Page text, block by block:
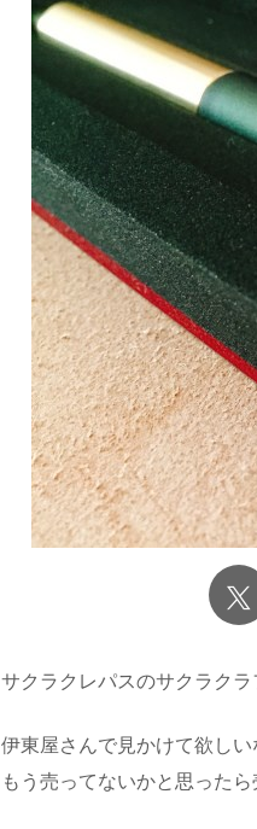
サクラクレパスのサクラク
伊東屋さんで見かけて欲し
もう売ってないかと思ったら